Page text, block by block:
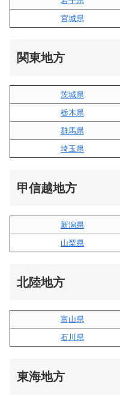
宮城県
関東地方
茨城県
栃木県
群馬県
埼玉県
甲信越地方
新潟県
山梨県
北陸地方
富山県
石川県
東海地方